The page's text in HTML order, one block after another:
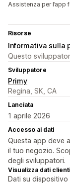
Assistenza per l’app
Risorse
Informativa sulla
Questo
Sviluppatore
Primy
Regina, SK, CA
Lanciata
1 aprile 2026
Accesso ai dati
Questa app deve
il tuo negozio.
degli sviluppatori.
Visualizza dati
Dati su